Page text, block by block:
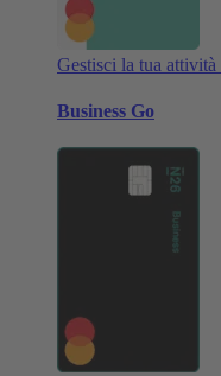
Gestisci la tua
Business Go